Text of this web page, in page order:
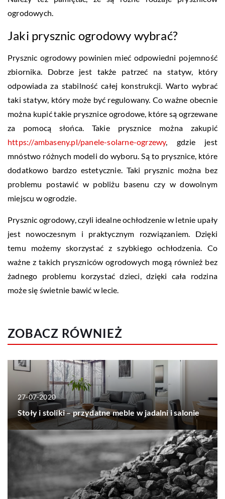
ogrodowych.
Jaki prysznic ogrodowy wybrać?
Prysznic ogrodowy powinien mieć odpowiedni pojemność
zbiornika. Dobrze jest także patrzeć na statyw, który
odpowiada za stabilność całej konstrukcji. Warto wybrać
taki statyw, który może być regulowany. Co ważne obecnie
można kupić takie prysznice ogrodowe, które są ogrzewane
za pomocą słońca. Takie prysznice można zakupić
https://ambaseny.pl/panele-solarne-ogrzewy, gdzie jest
mnóstwo różnych modeli do wyboru. Są to prysznice, które
dodatkowo bardzo estetycznie. Taki prysznic można bez
problemu postawić w pobliżu basenu czy w dowolnym
miejscu w ogrodzie.
Prysznic ogrodowy, czyli idealne ochłodzenie w letnie upały
jest nowoczesnym i praktycznym rozwiązaniem. Dzięki
temu możemy skorzystać z szybkiego ochłodzenia. Co
ważne z takich pryszniców ogrodowych mogą również bez
żadnego problemu korzystać dzieci, dzięki cała rodzina
może się świetnie bawić w lecie.
ZOBACZ RÓWNIEŻ
27-07-2020
Stoły i stoliki – przydatne meble w jadalni i salonie